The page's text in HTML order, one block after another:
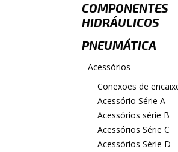
COMPONENTES
HIDRÁULICOS
PNEUMÁTICA
Acessórios
Conexões de
Acessório Série A
Acessórios série B
Acessórios Série C
Acessórios Série D